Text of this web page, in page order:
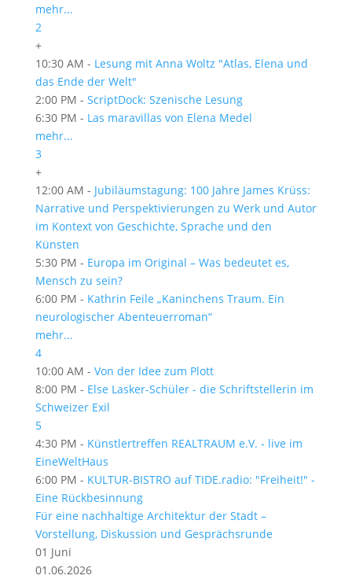
mehr...
2
+
10:30 AM - Lesung mit Anna Woltz "Atlas, Elena und
das Ende der Welt"
2:00 PM - ScriptDock: Szenische Lesung
6:30 PM - Las maravillas von Elena Medel
mehr...
3
+
12:00 AM - Jubiläumstagung: 100 Jahre James Krüss:
Narrative und Perspektivierungen zu Werk und Autor
im Kontext von Geschichte, Sprache und den
Künsten
5:30 PM - Europa im Original – Was bedeutet es,
Mensch zu sein?
6:00 PM - Kathrin Feile „Kaninchens Traum. Ein
neurologischer Abenteuerroman“
mehr...
4
10:00 AM - Von der Idee zum Plott
8:00 PM - Else Lasker-Schüler - die Schriftstellerin im
Schweizer Exil
5
4:30 PM - Künstlertreffen REALTRAUM e.V. - live im
EineWeltHaus
6:00 PM - KULTUR-BISTRO auf TIDE.radio: "Freiheit!" -
Eine Rückbesinnung
Für eine nachhaltige Architektur der Stadt –
Vorstellung, Diskussion und Gesprächsrunde
01 Juni
01.06.2026